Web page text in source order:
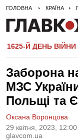
ГОЛОВНА КРАЇНА
1625-Й ДЕНЬ ВІЙНИ
Заборона
МЗС
Польщі та
29 квiтня, 2023, 12:00
glavcom.ua
Оксана Воронцова